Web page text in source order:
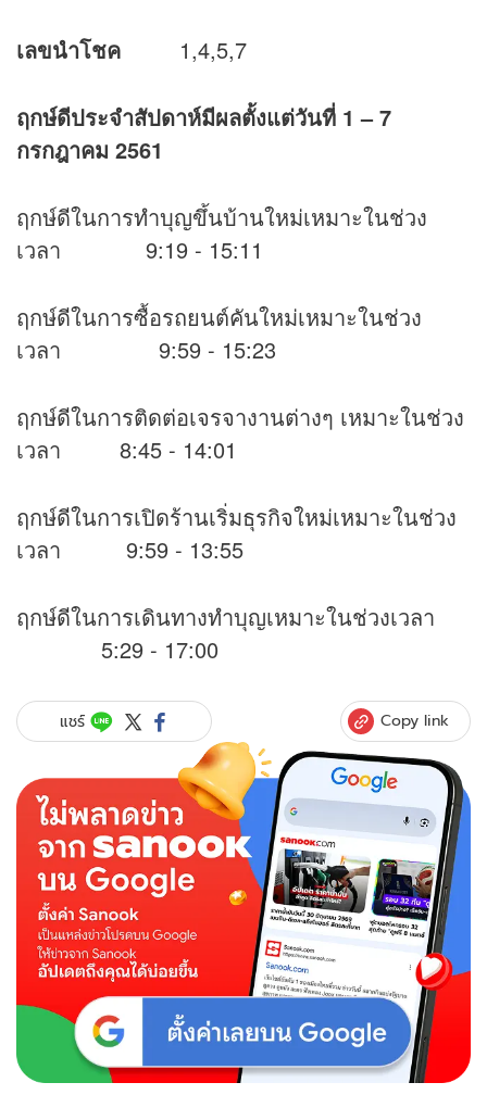
เลขนำโชค 1,4,5,7
ฤกษ์ดีประจำสัปดาห์มีผลตั้งแต่วันที่ 1 – 7
กรกฎาคม 2561
ฤกษ์ดีในการทำบุญขึ้นบ้านใหม่เหมาะในช่วง
เวลา 9:19 - 15:11
ฤกษ์ดีในการซื้อรถยนต์คันใหม่เหมาะในช่วง
เวลา 9:59 - 15:23
ฤกษ์ดีในการติดต่อเจรจางานต่างๆ เหมาะในช่วง
เวลา 8:45 - 14:01
ฤกษ์ดีในการเปิดร้านเริ่มธุรกิจใหม่เหมาะในช่วง
เวลา 9:59 - 13:55
ฤกษ์ดีในการเดินทางทำบุญเหมาะในช่วงเวลา
5:29 - 17:00
แชร์ Copy link